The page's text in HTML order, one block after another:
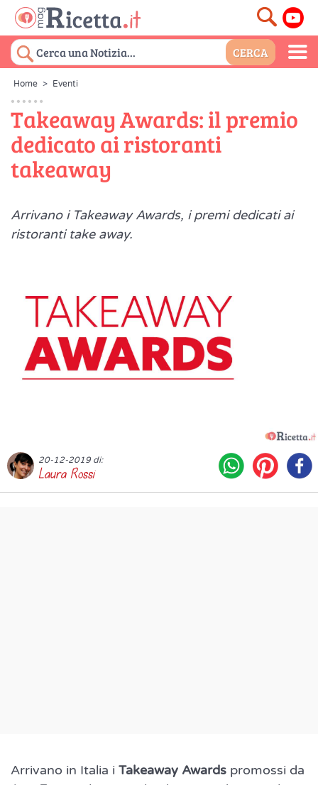
Home > Eventi
Takeaway Awards: il premio
dedicato ai ristoranti
takeaway
Arrivano i Takeaway Awards, i premi dedicati ai
ristoranti take away.
20-12-2019 di:
Laura Rossi
Arrivano in Italia i Takeaway Awards promossi da